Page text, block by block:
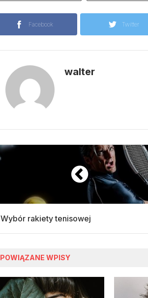
Facebook Twitter
walter
Wybór rakiety tenisowej
POWIĄZANE WPISY